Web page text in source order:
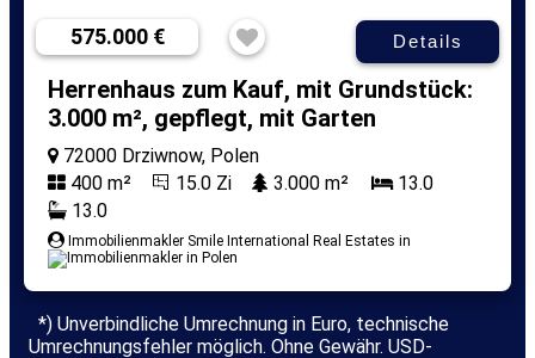
575.000 € Details
Herrenhaus zum Kauf, mit Grundstück:
3.000 m², gepflegt, mit Garten
72000 Drziwnow, Polen
400 m²
15.0 Zi 3.000 m²
13.0
13.0
Immobilienmakler Smile International Real Estates in
*) Unverbindliche Umrechnung in Euro, technische
Umrechnungsfehler möglich. Ohne Gewähr. USD-